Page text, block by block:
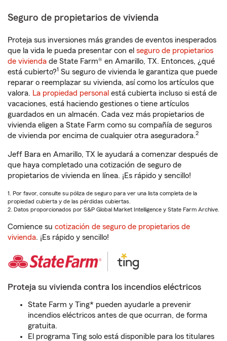
Seguro de propietarios de vivienda
Proteja sus inversiones más grandes de eventos inesperados
que la vida le pueda presentar con el seguro de propietarios
de vivienda de State Farm® en Amarillo, TX. Entonces, ¿qué
está cubierto?1 Su seguro de vivienda le garantiza que puede
reparar o reemplazar su vivienda, así como los artículos que
valora. La propiedad personal está cubierta incluso si está de
vacaciones, está haciendo gestiones o tiene artículos
guardados en un almacén. Cada vez más propietarios de
vivienda eligen a State Farm como su compañía de seguros
de vivienda por encima de cualquier otra aseguradora.2
Jeff Bara en Amarillo, TX le ayudará a comenzar después de
que haya completado una cotización de seguro de
propietarios de vivienda en línea. ¡Es rápido y sencillo!
1. Por favor, consulte su póliza de seguro para ver una lista completa de la
propiedad cubierta y de las pérdidas cubiertas.
2. Datos proporcionados por S&P Global Market Intelligence y State Farm Archive.
Comience su cotización de seguro de propietarios de
vivienda. ¡Es rápido y sencillo!
Proteja su vivienda contra los incendios eléctricos
State Farm y Ting* pueden ayudarle a prevenir
incendios eléctricos antes de que ocurran, de forma
gratuita.
El programa Ting solo está disponible para los titulares